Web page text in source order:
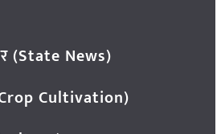
(State News)
Cultivation)